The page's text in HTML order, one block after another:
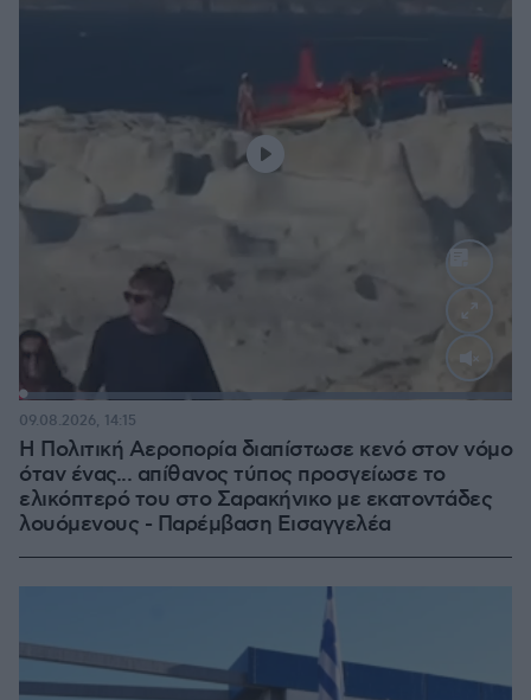
:
Η Πολιτική Αεροπορία διαπίστωσε κενό στον νόμο
όταν ένας... απίθανος τύπος προσγείωσε το
ελικόπτερό του στο Σαρακήνικο με εκατοντάδες
λουόμενους - Παρέμβαση Εισαγγελέα
09.08.2026, 14:15